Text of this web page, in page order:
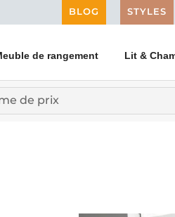
BLOG STYLES
de rangement Lit &
de prix